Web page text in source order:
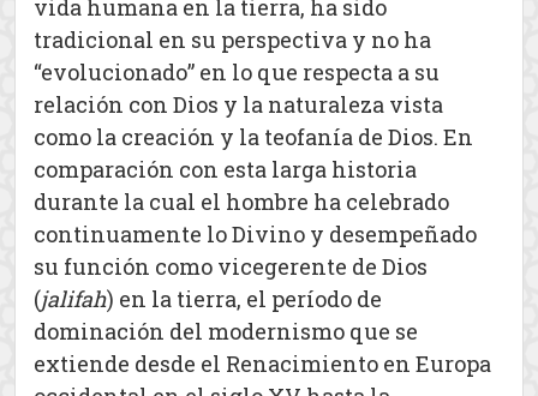
vida humana en la tierra, ha sido
tradicional en su perspectiva y no ha
“evolucionado” en lo que respecta a su
relación con Dios y la naturaleza vista
como la creación y la teofanía de Dios. En
comparación con esta larga historia
durante la cual el hombre ha celebrado
continuamente lo Divino y desempeñado
su función como vicegerente de Dios
(jalifah) en la tierra, el período de
dominación del modernismo que se
extiende desde el Renacimiento en Europa